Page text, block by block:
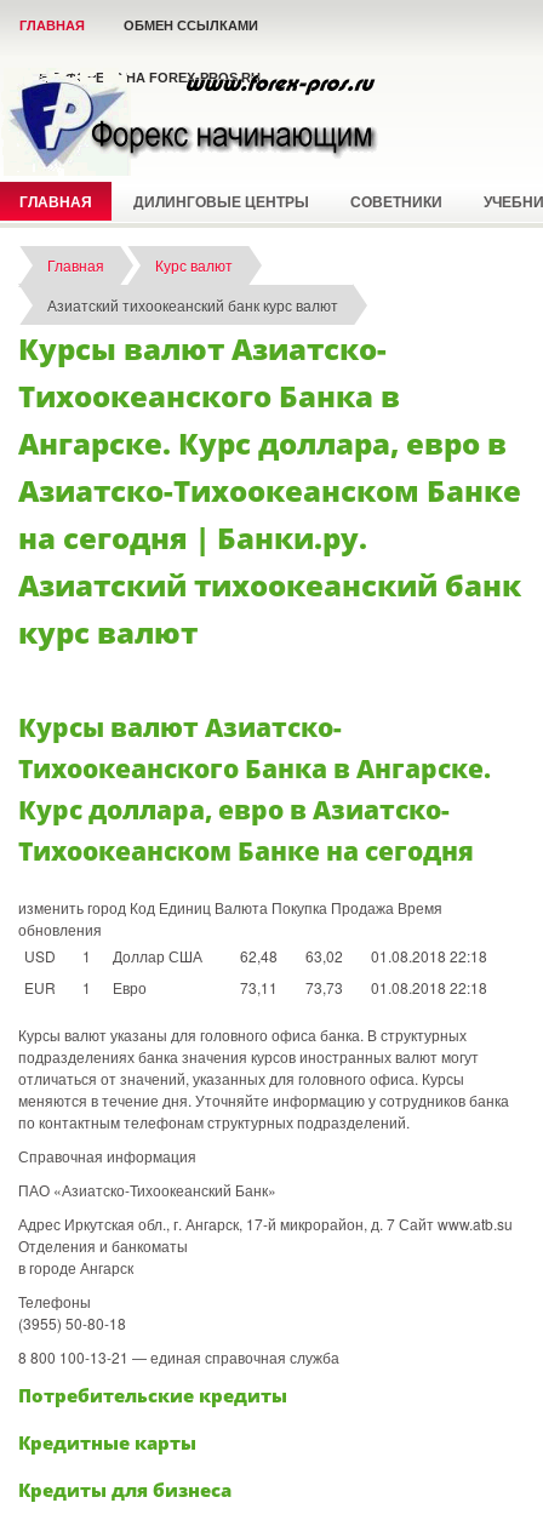
ГЛАВНАЯ ОБМЕН ССЫЛКАМИ
ВСЁ О ФОРЕКС НА FOREX-PROS.RU
ГЛАВНАЯ ДИЛИНГОВЫЕ ЦЕНТРЫ СОВЕТНИКИ
Главная
Курс валют
Азиатский тихоокеанский банк курс валют
Курсы валют Азиатско-
Тихоокеанского Банка в
Ангарске. Курс доллара, евро в
Азиатско-Тихоокеанском Банке
на сегодня | Банки.ру.
Азиатский тихоокеанский банк
курс валют
Курсы валют Азиатско-
Тихоокеанского Банка в Ангарске.
Курс доллара, евро в Азиатско-
Тихоокеанском Банке на сегодня
изменить город Код Единиц Валюта Покупка Продажа Время
обновления
USD
1 Доллар США 62,48 63,02
01.08.2018 22:18
EUR
1 Евро 73,11 73,73 01.08.2018 22:18
Курсы валют указаны для головного офиса банка. В структурных
подразделениях банка значения курсов иностранных валют могут
отличаться от значений, указанных для головного офиса. Курсы
меняются в течение дня. Уточняйте информацию у сотрудников банка
по контактным телефонам структурных подразделений.
Справочная информация
ПАО «Азиатско-Тихоокеанский Банк»
Адрес Иркутская обл., г. Ангарск, 17-й микрорайон, д. 7 Сайт www.atb.su
Отделения и банкоматы
в городе Ангарск
Телефоны
(3955) 50-80-18
8 800 100-13-21 — единая справочная служба
Потребительские кредиты
Кредитные карты
Кредиты для бизнеса